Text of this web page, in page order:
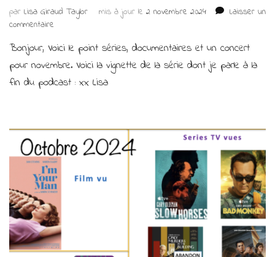
par Lisa Giraud Taylor mis à jour le 2 novembre 2024
Laisser un
commentaire
point
documentaires,
séries
et
en
novembre
Bonjour, Voici le point séries, documentaires et un concert
pour novembre. Voici la vignette de la série dont je parle à la
fin du podcast : xx Lisa